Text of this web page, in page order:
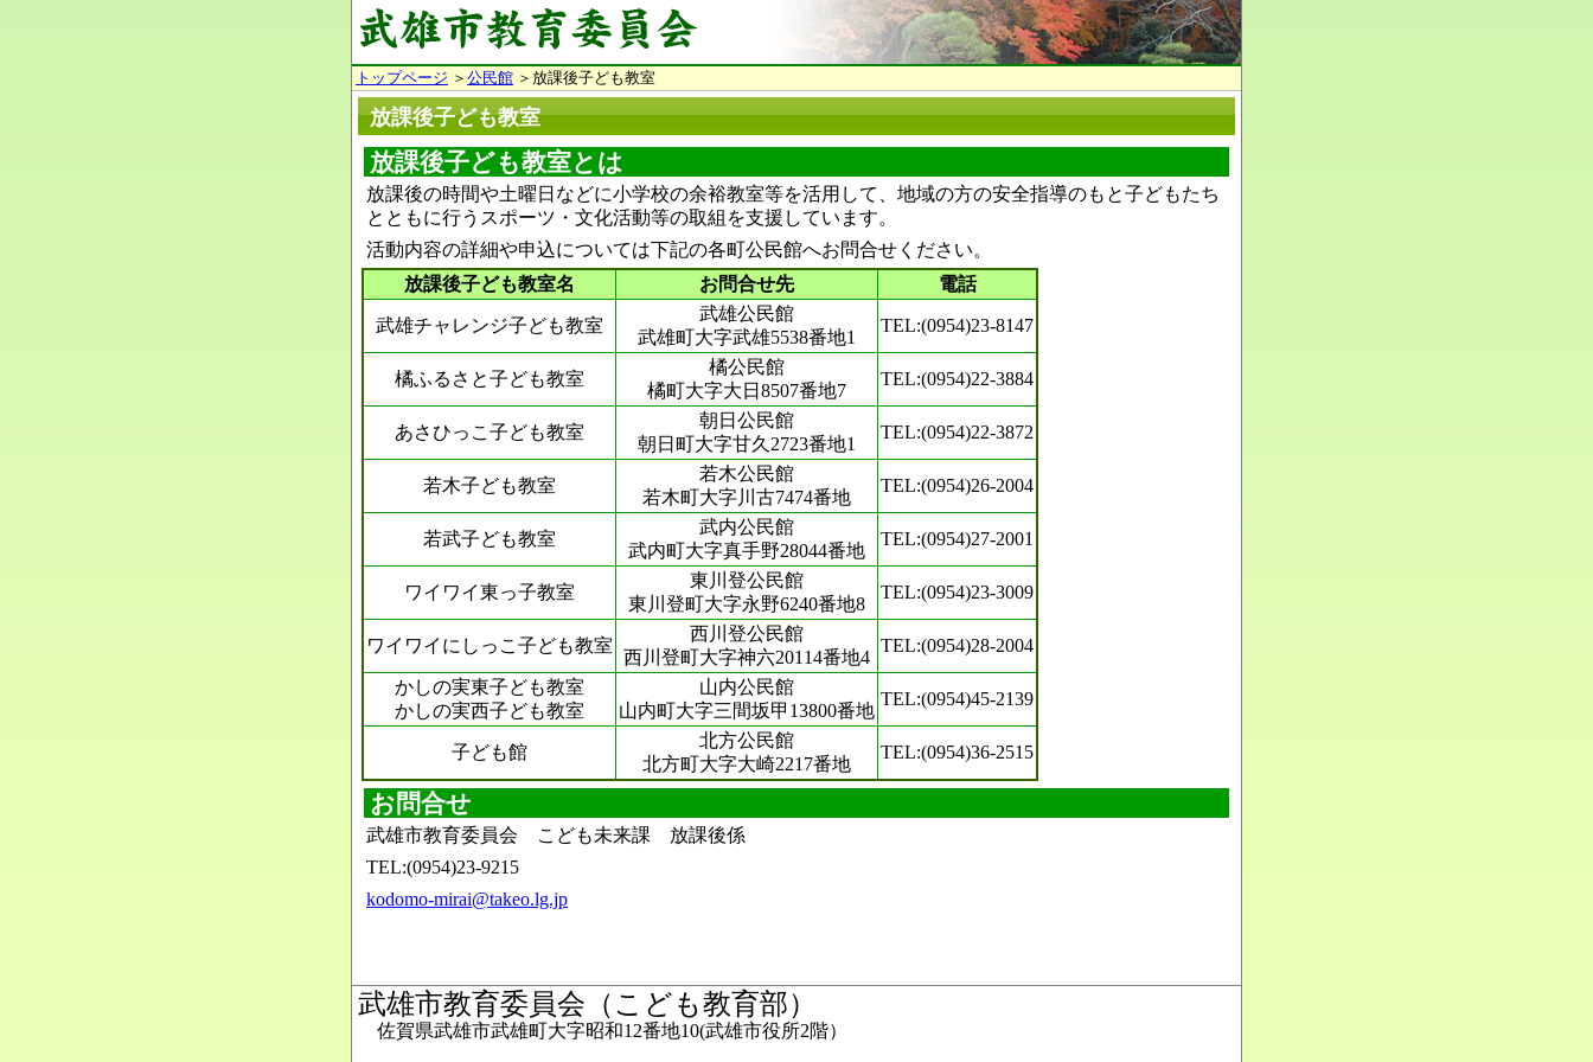
トップページ ＞ 公民館 ＞放課後子ども教室
放課後子ども教室
放課後子ども教室とは
放課後の時間や土曜日などに小学校の余裕教室等を活用して、地域の方の安全指導のもと子どもたち
とともに行うスポーツ・文化活動等の取組を支援しています。
活動内容の詳細や申込については下記の各町公民館へお問合せください。
放課後子ども教室名
お問合せ先 電話
武雄チャレンジ子ども教室
武雄公民館
武雄町大字武雄5538番地1
TEL:(0954)23-8147
橘ふるさと子ども教室
橘公民館
橘町大字大日8507番地7
TEL:(0954)22-3884
あさひっこ子ども教室
朝日公民館
朝日町大字甘久2723番地1
TEL:(0954)22-3872
若木子ども教室
若木公民館
若木町大字川古7474番地
TEL:(0954)26-2004
若武子ども教室
武内公民館
武内町大字真手野28044番地
TEL:(0954)27-2001
ワイワイ東っ子教室
東川登公民館
東川登町大字永野6240番地8
TEL:(0954)23-3009
ワイワイにしっこ子ども教室
西川登公民館
西川登町大字神六20114番地4
TEL:(0954)28-2004
かしの実東子ども教室
かしの実西子ども教室
山内公民館
山内町大字三間坂甲13800番地
TEL:(0954)45-2139
子ども館
北方公民館
北方町大字大崎2217番地
TEL:(0954)36-2515
お問合せ
武雄市教育委員会 こども未来課 放課後係
TEL:(0954)23-9215
kodomo-mirai@takeo.lg.jp
武雄市教育委員会（こども教育部）
佐賀県武雄市武雄町大字昭和12番地10(武雄市役所2階）